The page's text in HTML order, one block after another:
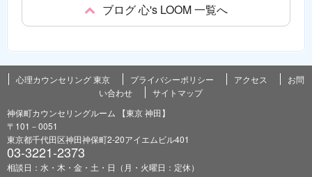
ブログ 心's LOOM 一覧へ
心理カウンセリング 東京 プライバシーポリシー アクセス
お問
い合わせ
サイトマップ
神保町カウンセリングルーム 【東京 神田】
〒101－0051
東京都千代田区神田神保町2-20アイエムビル401
03-3221-2373
相談日：水・木・金・土・日（月・火曜日：定休）